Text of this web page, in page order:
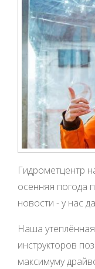
Гидрометцентр
осенняя погода
новости - у нас
Наша
инструкторов
максимуму